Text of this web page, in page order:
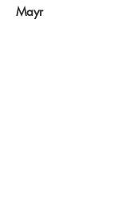
Mayr